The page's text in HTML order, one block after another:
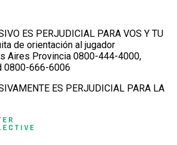
ES PERJUDICIAL PARA VOS Y TU
de orientación al jugador
Aires Provincia 0800-444-4000,
0800-666-6006
ES PERJUDICIAL PARA LA